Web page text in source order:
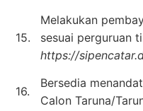
15.
Melakukan
sesuai perguruan
https://
16.
Bersedia
Calon Taruna/